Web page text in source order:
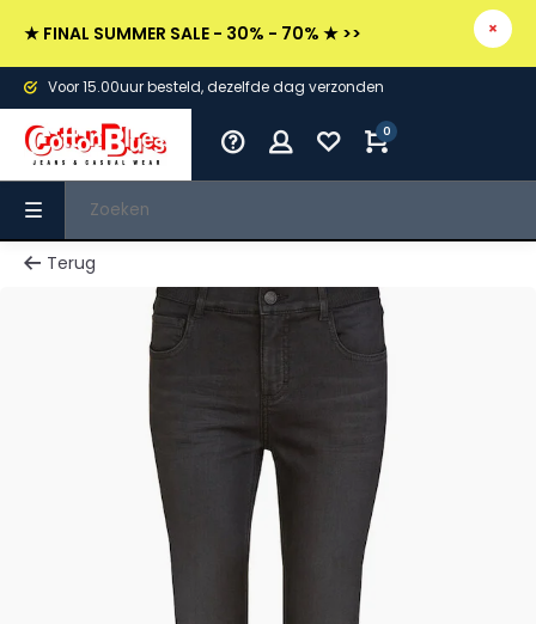
★ FINAL SUMMER SALE - 30% - 70% ★ >>
Voor 15.00uur besteld, dezelfde dag verzonden
0
Terug